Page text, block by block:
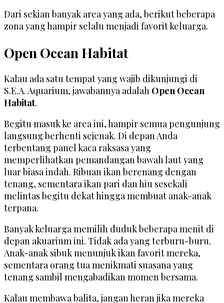
Dari sekian banyak area yang ada, berikut beberapa
zona yang hampir selalu menjadi favorit keluarga.
Open Ocean Habitat
Kalau ada satu tempat yang wajib dikunjungi di
S.E.A. Aquarium, jawabannya adalah Open Ocean
Habitat.
Begitu masuk ke area ini, hampir semua pengunjung
langsung berhenti sejenak. Di depan Anda
terbentang panel kaca raksasa yang
memperlihatkan pemandangan bawah laut yang
luar biasa indah. Ribuan ikan berenang dengan
tenang, sementara ikan pari dan hiu sesekali
melintas begitu dekat hingga membuat anak-anak
terpana.
Banyak keluarga memilih duduk beberapa menit di
depan akuarium ini. Tidak ada yang terburu-buru.
Anak-anak sibuk menunjuk ikan favorit mereka,
sementara orang tua menikmati suasana yang
tenang sambil mengabadikan momen bersama.
Kalau membawa balita, jangan heran jika mereka